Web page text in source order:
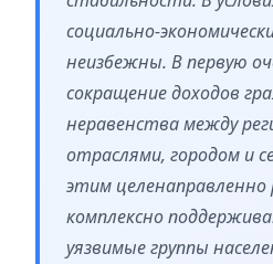
социально-
неизбежны. В первую
сокращение доходов
неравенства между
отраслями, городом и
этим
комплексно
уязвимые группы